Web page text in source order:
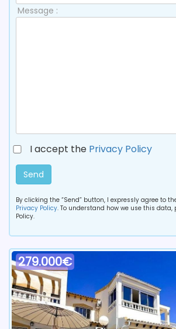
Message :
I accept the Privacy Policy
Send
By clicking the “Send” button, I expressly agree to
Privacy Policy. To understand how we use this data,
Policy.
279.000€